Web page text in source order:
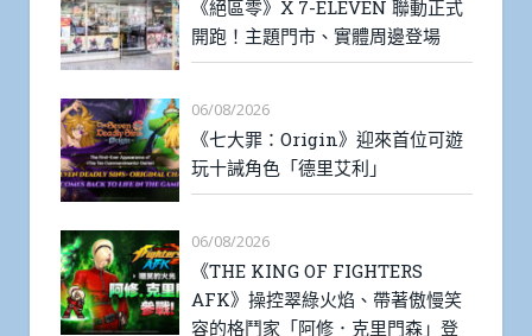
《絕區零》X 7-ELEVEN 聯動正式
開跑！主題門市、實體周邊登場
06/08/2026
《七大罪：Origin》迎來首位可遊
玩十誡角色「德里艾利」
06/08/2026
《THE KING OF FIGHTERS
AFK》操控翠綠火焰、帶著傲慢笑
容的格鬥家「阿修．克里門森」登